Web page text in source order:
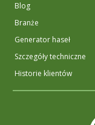
Blog
Branże
Generator haseł
Szczegóły techniczne
Historie klientów